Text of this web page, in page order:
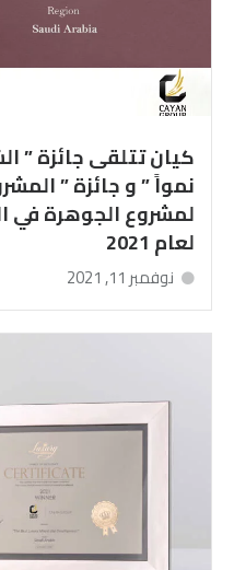
كيان تتلقى جائزة ”
نمواً ” و جائزة ”
لمشروع الجوهرة في
لعام 2021
نوفمبر 11, 2021